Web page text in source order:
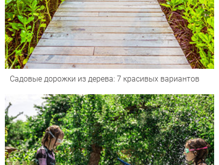
Садовые дорожки из дерева: 7 красивых вариантов